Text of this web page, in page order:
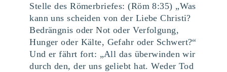
Stelle des Römerbriefes: (Röm 8:35) „Was
kann uns scheiden von der Liebe Christi?
Bedrängnis oder Not oder Verfolgung,
Hunger oder Kälte, Gefahr oder Schwert?“
Und er fährt fort: „All das überwinden wir
durch den, der uns geliebt hat. Weder Tod